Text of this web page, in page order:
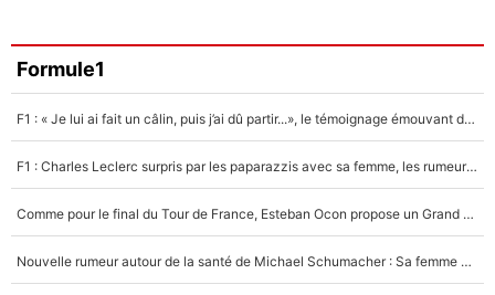
Formule1
F1 : « Je lui ai fait un câlin, puis j’ai dû partir...», le témoignage émouvant de Max Verstappen sur sa fille
F1 : Charles Leclerc surpris par les paparazzis avec sa femme, les rumeurs étaient vraies !
Comme pour le final du Tour de France, Esteban Ocon propose un Grand Prix de Formule 1 à Paris : «Autour de l’Arc de Triomphe, ce serait génial» !
Nouvelle rumeur autour de la santé de Michael Schumacher : Sa femme Corinna sort du silence